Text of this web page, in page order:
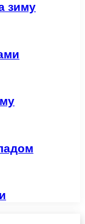
зиму